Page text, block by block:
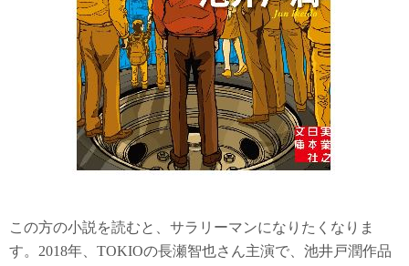
この方の小説を読むと、サラリーマンになりたくなりま
す。2018年、TOKIOの長瀬智也さん主演で、池井戸潤作品